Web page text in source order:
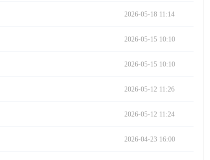
2026-05-18 11:14
2026-05-15 10:10
2026-05-15 10:10
2026-05-12 11:26
2026-05-12 11:24
2026-04-23 16:00